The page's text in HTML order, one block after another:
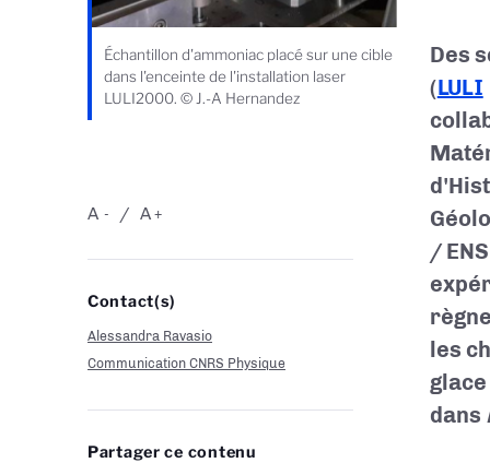
Échantillon d'ammoniac placé sur une cible
dans l'enceinte de l'installation laser
LULI2000. © J.-A Hernandez
-
A +
A
Contact(s)
Alessandra Ravasio
Communication CNRS Physique
Partager ce contenu
Des
(LULI
/
les
dans